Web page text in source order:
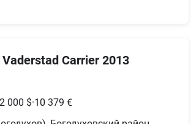
Carrier 2013
000 $·10 379 €